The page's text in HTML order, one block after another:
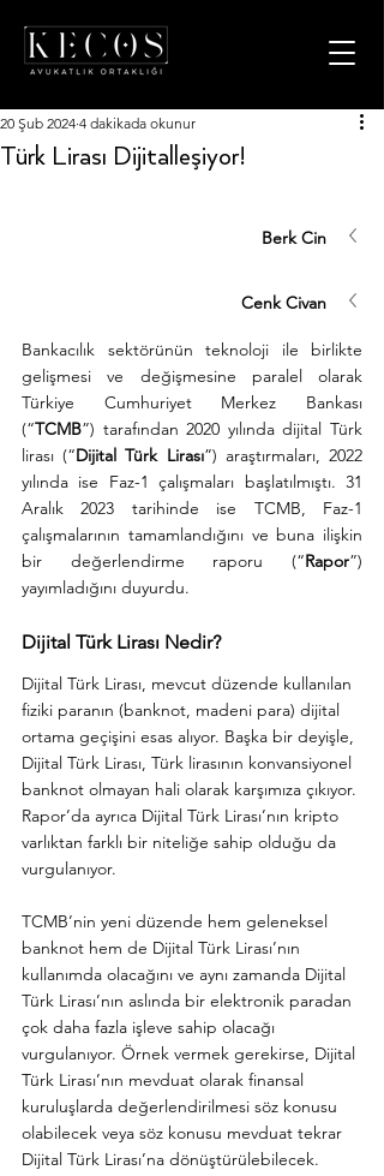
Türk Lirası Dijitalleşiyor!
20 Şub 2024 4 dakikada okunur
Berk Cin
Cenk Civan
Bankacılık sektörünün teknoloji ile birlikte
gelişmesi ve değişmesine paralel olarak
Türkiye Cumhuriyet Merkez Bankası
(“TCMB”) tarafından 2020 yılında dijital Türk
lirası (“Dijital Türk Lirası”) araştırmaları, 2022
yılında ise Faz-1 çalışmaları başlatılmıştı. 31
Aralık 2023 tarihinde ise TCMB, Faz-1
çalışmalarının tamamlandığını ve buna ilişkin
bir değerlendirme raporu (“Rapor”)
yayımladığını duyurdu.
Dijital Türk Lirası Nedir?
Dijital Türk Lirası, mevcut düzende kullanılan
fiziki paranın (banknot, madeni para) dijital
ortama geçişini esas alıyor. Başka bir deyişle,
Dijital Türk Lirası, Türk lirasının konvansiyonel
banknot olmayan hali olarak karşımıza çıkıyor.
Rapor’da ayrıca Dijital Türk Lirası’nın kripto
varlıktan farklı bir niteliğe sahip olduğu da
vurgulanıyor.
TCMB’nin yeni düzende hem geleneksel
banknot hem de Dijital Türk Lirası’nın
kullanımda olacağını ve aynı zamanda Dijital
Türk Lirası’nın aslında bir elektronik paradan
çok daha fazla işleve sahip olacağı
vurgulanıyor. Örnek vermek gerekirse, Dijital
Türk Lirası’nın mevduat olarak finansal
kuruluşlarda değerlendirilmesi söz konusu
olabilecek veya söz konusu mevduat tekrar
Dijital Türk Lirası’na dönüştürülebilecek.